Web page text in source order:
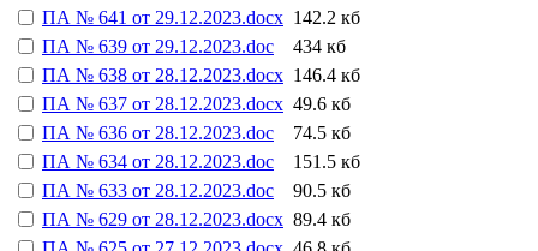
ПА № 641 от 29.12.2023.docx 142.2 кб
ПА № 639 от 29.12.2023.doc
434 кб
ПА № 638 от 28.12.2023.docx 146.4 кб
ПА № 637 от 28.12.2023.docx 49.6 кб
ПА № 636 от 28.12.2023.doc
74.5 кб
ПА № 634 от 28.12.2023.doc
151.5 кб
ПА № 633 от 28.12.2023.doc
90.5 кб
ПА № 629 от 28.12.2023.docx 89.4 кб